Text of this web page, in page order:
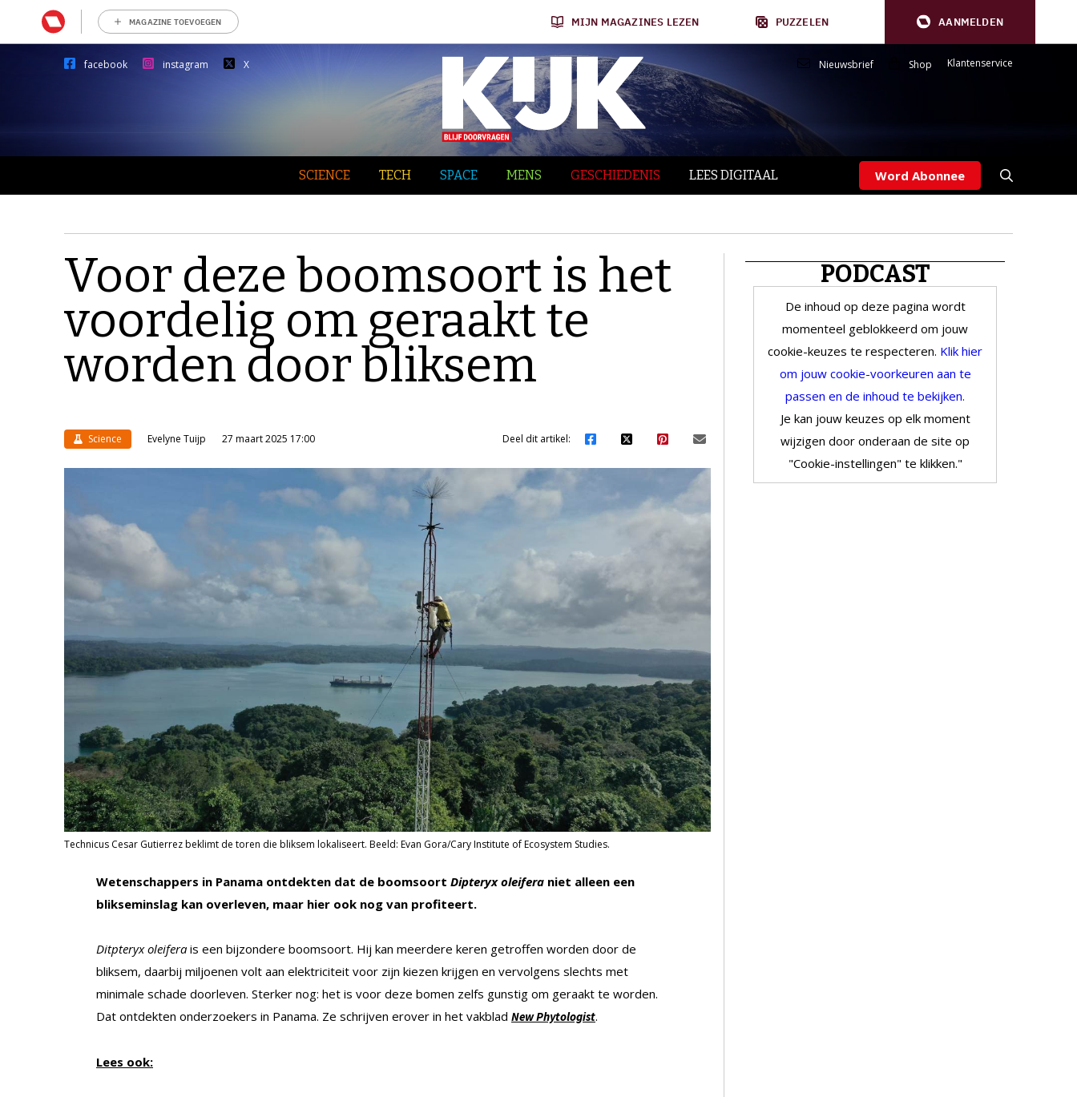
MAGAZINE TOEVOEGEN MIJN MAGAZINES LEZEN PUZZELEN AANMELDEN
facebook instagram X Nieuwsbrief Shop Klantenservice
SCIENCE TECH SPACE MENS GESCHIEDENIS LEES DIGITAAL Word Abonnee
Voor deze boomsoort is het
voordelig om geraakt te
worden door bliksem
Science Evelyne Tuijp 27 maart 2025 17:00 Deel dit artikel:
Technicus Cesar Gutierrez beklimt de toren die bliksem lokaliseert. Beeld: Evan Gora/Cary Institute of Ecosystem Studies.
Wetenschappers in Panama ontdekten dat de boomsoort Dipteryx oleifera niet alleen een
blikseminslag kan overleven, maar hier ook nog van profiteert.
Ditpteryx oleifera is een bijzondere boomsoort. Hij kan meerdere keren getroffen worden door de
bliksem, daarbij miljoenen volt aan elektriciteit voor zijn kiezen krijgen en vervolgens slechts met
minimale schade doorleven. Sterker nog: het is voor deze bomen zelfs gunstig om geraakt te worden.
Dat ontdekten onderzoekers in Panama. Ze schrijven erover in het vakblad New Phytologist.
Lees ook:
PODCAST
De inhoud op deze pagina wordt
momenteel geblokkeerd om jouw
cookie-keuzes te respecteren. Klik hier
om jouw cookie-voorkeuren aan te
passen en de inhoud te bekijken.
Je kan jouw keuzes op elk moment
wijzigen door onderaan de site op
"Cookie-instellingen" te klikken."